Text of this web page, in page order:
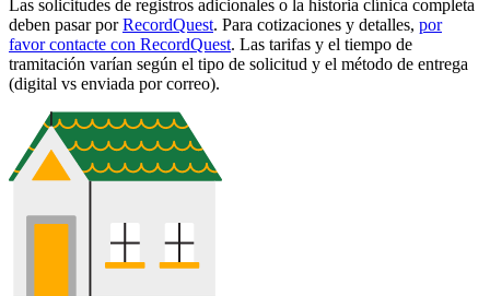
Las solicitudes de registros adicionales o la historia clínica completa
deben pasar porRecordQuest. Para cotizaciones y detalles, por
favor contacte con RecordQuest. Las tarifas y el tiempo de
tramitación varían según el tipo de solicitud y el método de entrega
(digital vs enviada por correo).